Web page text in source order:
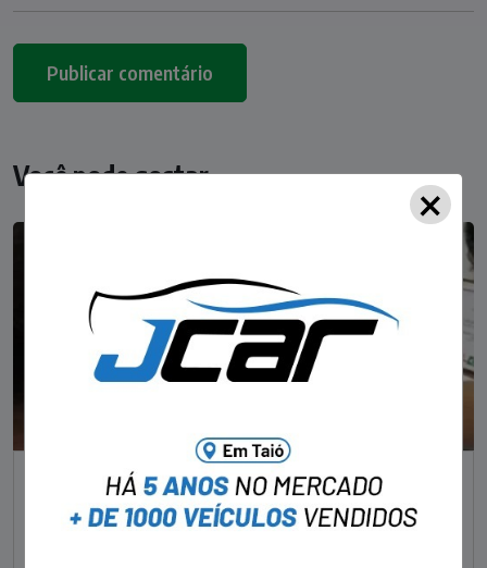
Você pode gostar
NOTÍCIAS
×